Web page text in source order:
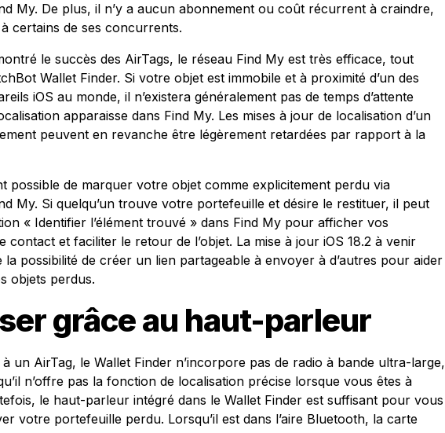
My. De plus, il n’y a aucun abonnement ou coût récurrent à craindre,
certains de ses concurrents.
le succès des AirTags, le réseau Find My est très efficace, tout
Wallet Finder. Si votre objet est immobile et à proximité d’un des
iOS au monde, il n’existera généralement pas de temps d’attente
apparaisse dans Find My. Les mises à jour de localisation d’un
peuvent en revanche être légèrement retardées par rapport à la
possible de marquer votre objet comme explicitement perdu via
My. Si quelqu’un trouve votre portefeuille et désire le restituer, il peut
« Identifier l’élément trouvé » dans Find My pour afficher vos
contact et faciliter le retour de l’objet. La mise à jour iOS 18.2 à venir
la possibilité de créer un lien partageable à envoyer à d’autres pour aider
objets perdus.
grâce au haut-parleur
un AirTag, le Wallet Finder n’incorpore pas de radio à bande ultra-large,
n’offre pas la fonction de localisation précise lorsque vous êtes à
le haut-parleur intégré dans le Wallet Finder est suffisant pour vous
votre portefeuille perdu. Lorsqu’il est dans l’aire Bluetooth, la carte